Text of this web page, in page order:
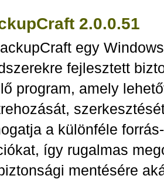
2.0.0.51
egy
fejlesztett
program, amely
a különféle
így rugalmas
mentésére